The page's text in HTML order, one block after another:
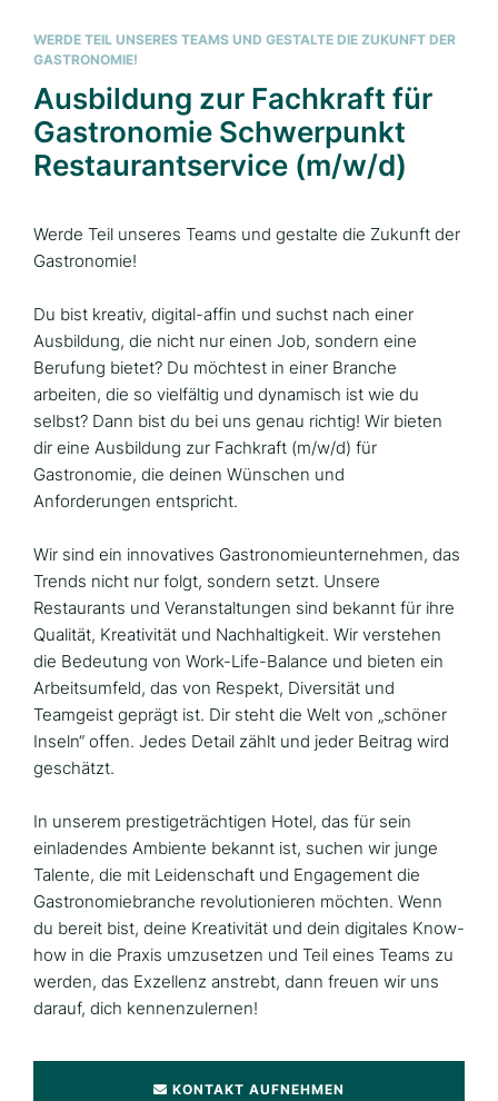
WERDE TEIL UNSERES TEAMS UND GESTALTE DIE ZUKUNFT DER
GASTRONOMIE!
Ausbildung zur Fachkraft für
Gastronomie Schwerpunkt
Restaurantservice (m/w/d)
Werde Teil unseres Teams und gestalte die Zukunft der
Gastronomie!
Du bist kreativ, digital-affin und suchst nach einer
Ausbildung, die nicht nur einen Job, sondern eine
Berufung bietet? Du möchtest in einer Branche
arbeiten, die so vielfältig und dynamisch ist wie du
selbst? Dann bist du bei uns genau richtig! Wir bieten
dir eine Ausbildung zur Fachkraft (m/w/d) für
Gastronomie, die deinen Wünschen und
Anforderungen entspricht.
Wir sind ein innovatives Gastronomieunternehmen, das
Trends nicht nur folgt, sondern setzt. Unsere
Restaurants und Veranstaltungen sind bekannt für ihre
Qualität, Kreativität und Nachhaltigkeit. Wir verstehen
die Bedeutung von Work-Life-Balance und bieten ein
Arbeitsumfeld, das von Respekt, Diversität und
Teamgeist geprägt ist. Dir steht die Welt von „schöner
Inseln“ offen. Jedes Detail zählt und jeder Beitrag wird
geschätzt.
In unserem prestigeträchtigen Hotel, das für sein
einladendes Ambiente bekannt ist, suchen wir junge
Talente, die mit Leidenschaft und Engagement die
Gastronomiebranche revolutionieren möchten. Wenn
du bereit bist, deine Kreativität und dein digitales Know-
how in die Praxis umzusetzen und Teil eines Teams zu
werden, das Exzellenz anstrebt, dann freuen wir uns
darauf, dich kennenzulernen!
KONTAKT AUFNEHMEN